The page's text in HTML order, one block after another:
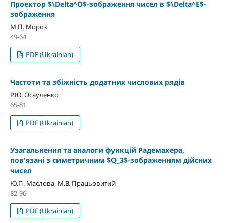
Проектор $\Delta^O$-зображення чисел в $\Delta^E$-
зображення
М.П. Мороз
49-64
PDF (Ukrainian)
Частоти та збіжність додатних числових рядів
Р.Ю. Осауленко
65-81
PDF (Ukrainian)
Узагальнення та аналоги функцій Радемахера,
пов'язані з симетричним $Q_3$-зображенням дійсних
чисел
Ю.П. Маслова, М.В. Працьовитий
82-96
PDF (Ukrainian)